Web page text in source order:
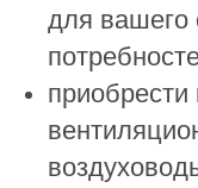
для вашего
приобрести